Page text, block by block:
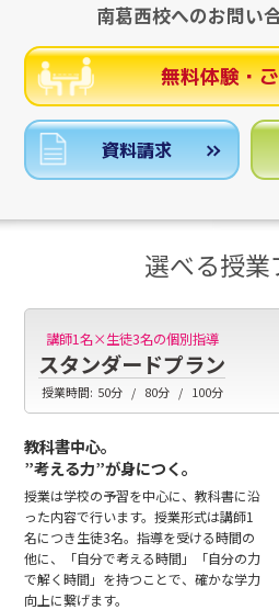
南葛西校へのお問い
無料体験・
資料請求
選べる授業
講師1名×生徒3名の個別指導
スタンダードプラン
授業時間: 50分 80分 100分
教科書中心。
”考える力”が身につく。
授業は学校の予習を中心に、教科書に沿
った内容で行います。授業形式は講師1
名につき生徒3名。指導を受ける時間の
他に、「自分で考える時間」「自分の力
で解く時間」を持つことで、確かな学力
向上に繋げます。